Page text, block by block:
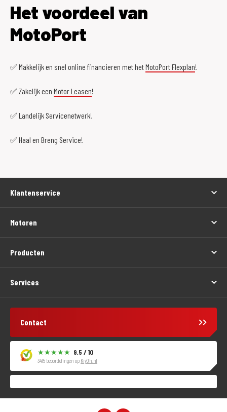
Het voordeel van
MotoPort
✅ Makkelijk en snel online financieren met hetMotoPort Flexplan!
✅ Zakelijk een Motor Leasen!
✅ Landelijk Servicenetwerk!
✅ Haal en Breng Service!
Klantenservice
Motoren
Producten
Services
Contact
9,5 / 10
3415 beoordelingen op KiyOh.nl